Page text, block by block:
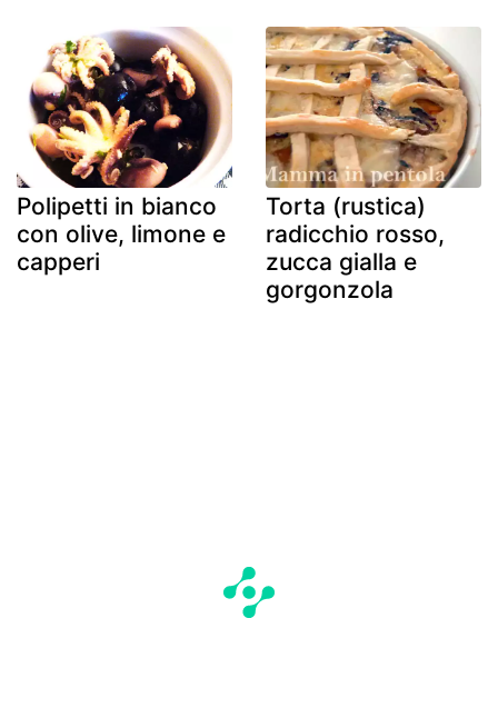
Polipetti in bianco
con olive, limone e
capperi
Torta (rustica)
radicchio rosso,
zucca gialla e
gorgonzola